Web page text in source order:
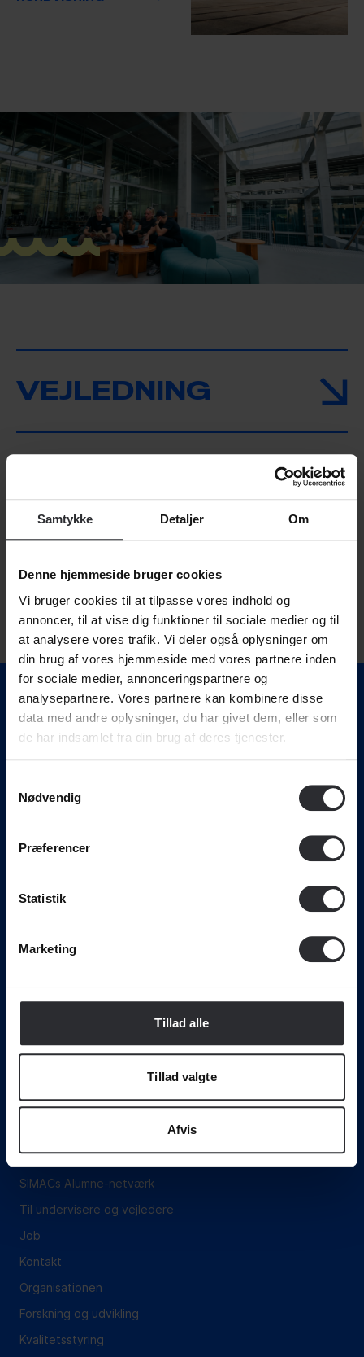
Samtykke Detaljer Om
Denne hjemmeside bruger cookies
Vi bruger cookies til at tilpasse vores indhold og
annoncer, til at vise dig funktioner til sociale medier og til
at analysere vores trafik. Vi deler også oplysninger om
din brug af vores hjemmeside med vores partnere inden
for sociale medier, annonceringspartnere og
analysepartnere. Vores partnere kan kombinere disse
data med andre oplysninger, du har givet dem, eller som
de har indsamlet fra din brug af deres tjenester.
Nødvendig
Præferencer
Statistik
Marketing
Tillad alle
Tillad valgte
Afvis
STUDIESTART
BESTYRELSE
VEJLEDNING
KOM OG BESØG OS
Svendborg International Maritime Academy • Nordre
Skibsfører
Om SIMAC
Hvem er vi?
Arrangementer, lokaler og café
SIMACs Alumne-netværk
Til undervisere og vejledere
Job
Kontakt
Organisationen
Forskning og udvikling
Kvalitetsstyring